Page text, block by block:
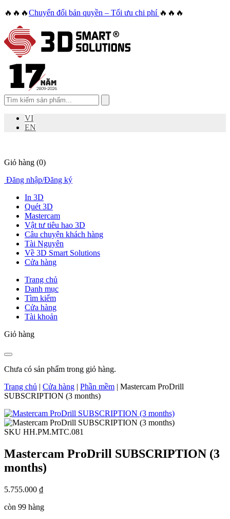
🔥🔥🔥Chuyển đổi bản quyền – Tối ưu chi phí 🔥🔥🔥
VI
EN
Giỏ hàng (0)
Đăng nhập/Đăng ký
In 3D
Quét 3D
Mastercam
Vật tư tiêu hao 3D
Câu chuyện khách hàng
Tài Nguyên
Về 3D Smart Solutions
Cửa hàng
Trang chủ
Danh mục
Tìm kiếm
Cửa hàng
Tài khoản
Giỏ hàng
Chưa có sản phẩm trong giỏ hàng.
Trang chủ | Cửa hàng | Phần mềm | Mastercam ProDrill
SUBSCRIPTION (3 months)
SKU HH.PM.MTC.081
Mastercam ProDrill SUBSCRIPTION (3
months)
5.755.000 ₫
còn 99 hàng